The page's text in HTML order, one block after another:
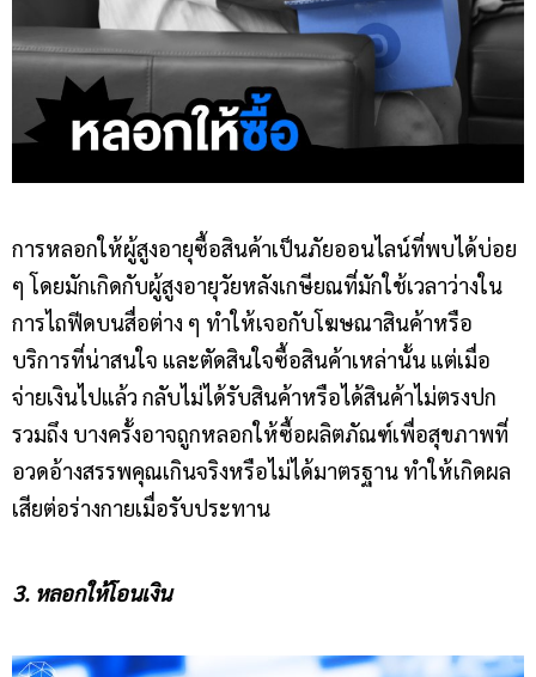
การหลอกให้ผู้สูงอายุซื้อสินค้าเป็นภัยออนไลน์ที่พบได้บ่อย
ๆ โดยมักเกิดกับผู้สูงอายุวัยหลังเกษียณที่มักใช้เวลาว่างใน
การไถฟีดบนสื่อต่าง ๆ ทำให้เจอกับโฆษณาสินค้าหรือ
บริการที่น่าสนใจ และตัดสินใจซื้อสินค้าเหล่านั้น แต่เมื่อ
จ่ายเงินไปแล้ว กลับไม่ได้รับสินค้าหรือได้สินค้าไม่ตรงปก
รวมถึง บางครั้งอาจถูกหลอกให้ซื้อผลิตภัณฑ์เพื่อสุขภาพที่
อวดอ้างสรรพคุณเกินจริงหรือไม่ได้มาตรฐาน ทำให้เกิดผล
เสียต่อร่างกายเมื่อรับประทาน
3. หลอกให้โอนเงิน